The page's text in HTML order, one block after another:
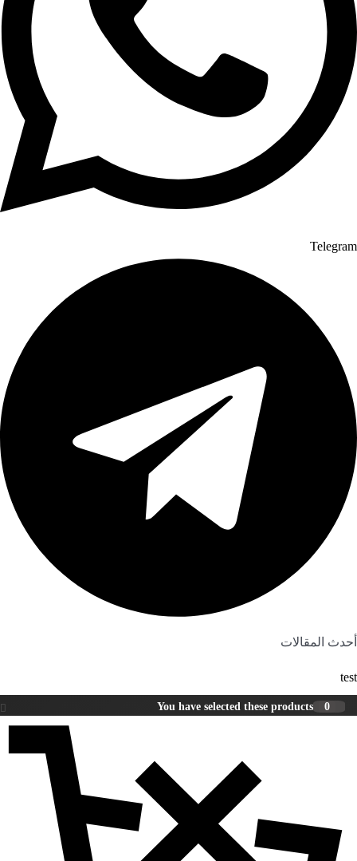
Telegram
أحدث المقالات
test
You have selected these products 0